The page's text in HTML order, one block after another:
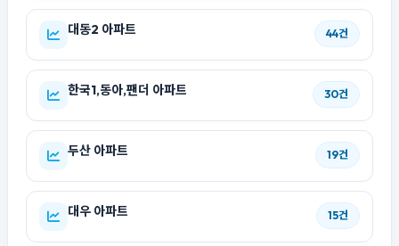
대동2 아파트 44건
한국1,동아,팬더 아파트 30건
두산 아파트 19건
대우 아파트 15건